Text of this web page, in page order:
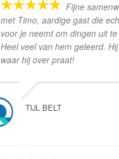
Fijne
met Timo, aardige gast die
voor je neemt om dingen uit te
Heel veel van hem geleerd.
waar hij over praat!
TIJL BELT